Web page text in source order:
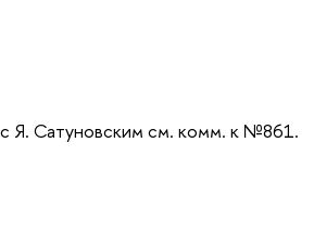
Я. Сатуновским см. комм. к №861.